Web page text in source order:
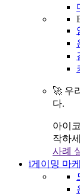
🚀 우
다.
아이
작하
사례
i게이밍 마